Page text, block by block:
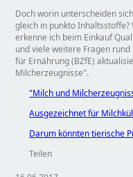
Doch worin unterscheiden
gleich in punkto
erkenne ich beim Einkauf
und viele weitere Fragen
für Ernährung (BZfE)
Milcherzeugnisse .
"Milch und
Ausgezeichnet für
Darum könnten tierische
Teilen